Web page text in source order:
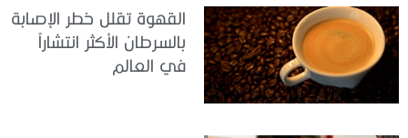
القهوة تقلل خطر الإصابة
بالسرطان الأكثر انتشاراً
في العالم